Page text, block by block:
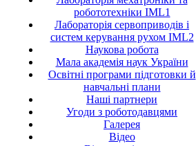
робототехніки IML1
Лабораторія сервоприводів і
систем керування рухом IML2
Наукова робота
Мала академія наук України
Освітні програми підготовки й
навчальні плани
Наші партнери
Угоди з роботодавцями
Галерея
Відео